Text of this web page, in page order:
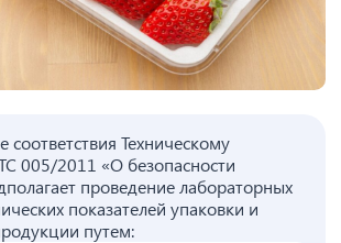
Техническому
005/2011 «О безопасности
проведение лабораторных
показателей упаковки и
путем: